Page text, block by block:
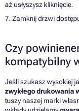
aż usłyszysz kliknięcie.
7. Zamknij drzwi
Czy
kompatybilny
Jeśli szukasz wysokiej
zwykłego drukowania
tuszy naszej marki